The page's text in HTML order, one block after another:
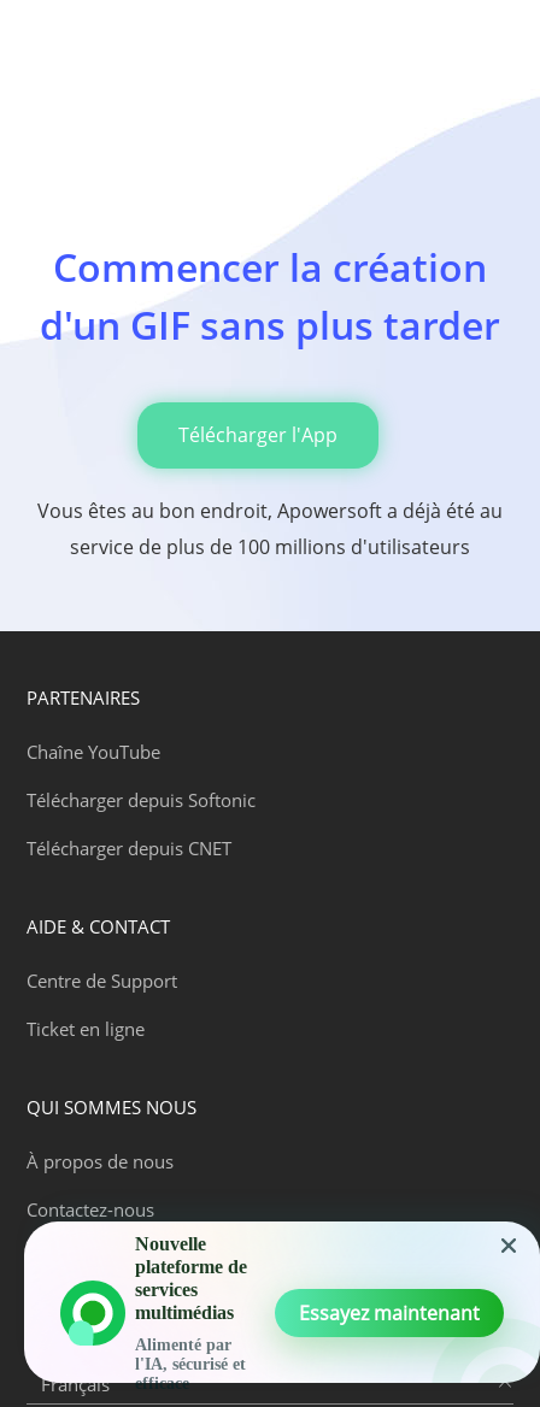
Commencer la création
d'un GIF sans plus tarder
Télécharger l'App
Vous êtes au bon endroit, Apowersoft a déjà été au
service de plus de 100 millions d'utilisateurs
PARTENAIRES
Chaîne YouTube
Télécharger depuis Softonic
Télécharger depuis CNET
AIDE & CONTACT
Centre de Support
Ticket en ligne
QUI SOMMES NOUS
À propos de nous
Contactez-nous
Devenir partenaire
CHOISISSEZ VOTRE LANGUE
Nouvelle
plateforme de
services
multimédias
Alimenté par
l'IA, sécurisé et
efficace
Essayez maintenant